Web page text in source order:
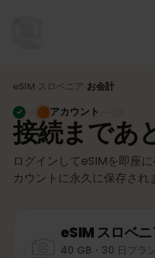
eSIM スロベニア お会計
接続まであ
ログインしてeSIMを即座
カウントに永久に保存され
アカウント
eSIMスロベ
40 GB・30 日プラン